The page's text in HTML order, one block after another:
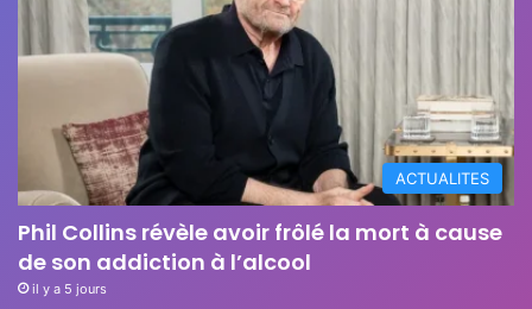
ACTUALITES
Phil Collins révèle avoir frôlé la mort à cause
de son addiction à l’alcool
il y a 5 jours